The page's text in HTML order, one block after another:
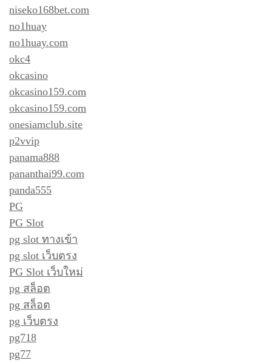
niseko168bet.com
no1huay
no1huay.com
okc4
okcasino
okcasino159.com
okcasino159.com
onesiamclub.site
p2vvip
panama888
pananthai99.com
panda555
PG
PG Slot
pg slot ทางเข้า
pg slot เว็บตรง
PG Slot เว็บใหม่
pg สล็อต
pg สล็อต
pg เว็บตรง
pg718
pg77